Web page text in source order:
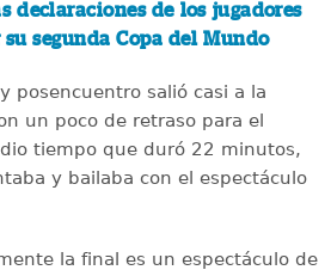
declaraciones de los jugadores
su segunda Copa del Mundo
posencuentro salió casi a la
un poco de retraso para el
tiempo que duró 22 minutos,
y bailaba con el espectáculo
la final es un espectáculo de